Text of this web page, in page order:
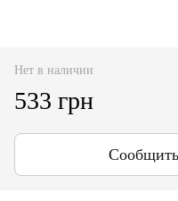
Нет в наличии
533 грн